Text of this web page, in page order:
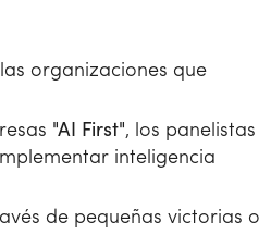
organizaciones que
"AI First", los panelistas
inteligencia
de pequeñas victorias o